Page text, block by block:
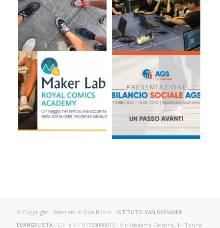
© Copyright - Salesiani di Don Bosco - ISTITUTO SAN GIOVANNI
EVANGELISTA- C.F. e P.I. 01763080015 - Via Madama Ceistina, 1 - Torino